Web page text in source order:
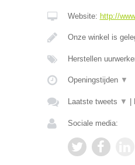
Website: http://
Onze winkel is
Herstellen
Openingstijden ▼
Laatste tweets ▼
Sociale media: